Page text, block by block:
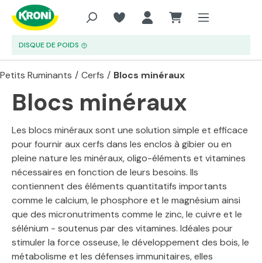
Aller au contenu principal
DISQUE DE POIDS
Petits Ruminants / Cerfs / Blocs minéraux
Blocs minéraux
Les blocs minéraux sont une solution simple et efficace
pour fournir aux cerfs dans les enclos à gibier ou en
pleine nature les minéraux, oligo-éléments et vitamines
nécessaires en fonction de leurs besoins. Ils
contiennent des éléments quantitatifs importants
comme le calcium, le phosphore et le magnésium ainsi
que des micronutriments comme le zinc, le cuivre et le
sélénium - soutenus par des vitamines. Idéales pour
stimuler la force osseuse, le développement des bois, le
métabolisme et les défenses immunitaires, elles